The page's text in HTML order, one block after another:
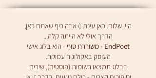
היי. שלום. כאן עינת :) איזה כיף שאתם כאן,
הדרך אולי לא הייתה קלה...
EndPoet - משוררת סוף
- הוא בלוג אישי
העוסק באקולוגיה עמוקה.
בבלוג תמצאו רשומות (פוסטים), שירים